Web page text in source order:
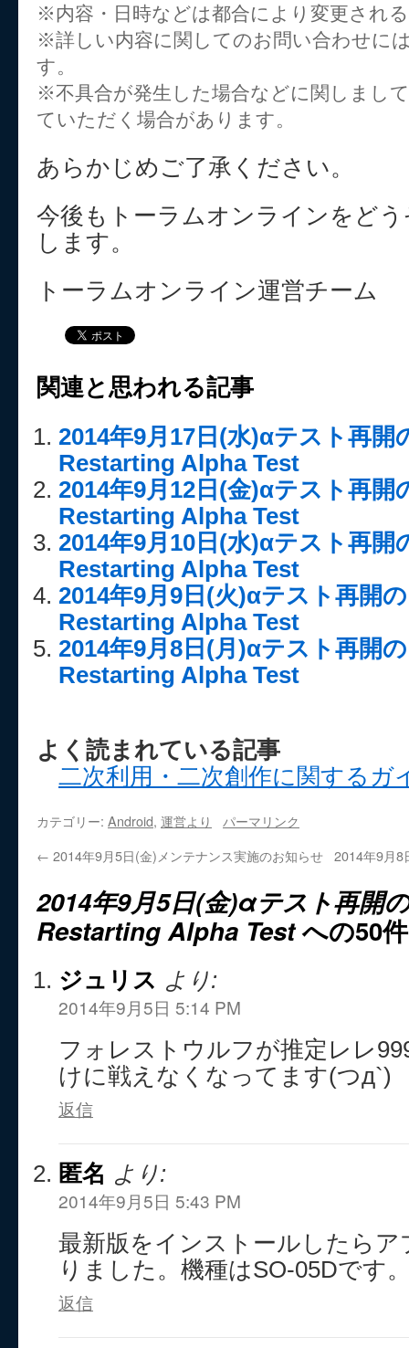
※内容・日時などは都合により変更され
※詳しい内容に関してのお問い合わせに
す。
※不具合が発生した場合などに関しまし
ていただく場合があります。
あらかじめご了承ください。
今後もトーラムオンラインをど
します。
トーラムオンライン運営チーム
関連と思われる記事
2014年9月17日(水)αテスト再開
Restarting Alpha Test
2014年9月12日(金)αテスト再開
Restarting Alpha Test
2014年9月10日(水)αテスト再開
Restarting Alpha Test
2014年9月9日(火)αテスト再開
Restarting Alpha Test
2014年9月8日(月)αテスト再開
Restarting Alpha Test
よく読まれている記事
二次利用・二次創作に関するガ
カテゴリー: Android, 運営より
パーマリンク
← 2014年9月5日(金)メンテナンス実施のお知らせ 2014年9月8
2014年9月5日(金)αテスト再開
Restarting Alpha Testへの50
ジュリス より:
2014年9月5日 5:14 PM
フォレストウルフが推定レレ
けに戦えなくなってます(つд`)
返信
匿名 より:
2014年9月5日 5:43 PM
最新版をインストールしたら
りました。機種はSO-05Dです
返信